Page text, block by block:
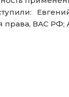
права, ВАС